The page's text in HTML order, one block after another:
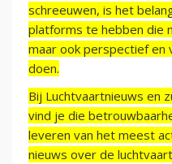
schreeuwen, is het
platforms te hebben die
maar ook perspectief en
doen.
Bij Luchtvaartnieuws en
vind je die
leveren van het meest
nieuws over de